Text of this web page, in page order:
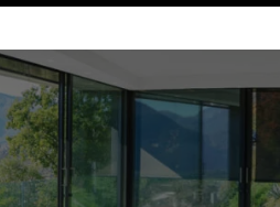
FOCARE GAZ
GARANTIE